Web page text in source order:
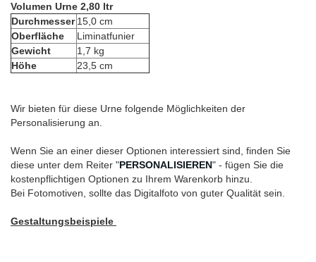
Volumen Urne 2,80 ltr
Durchmesser 15,0 cm
Oberfläche
Liminatfunier
Gewicht
1,7 kg
Höhe
23,5 cm
Wir bieten für diese Urne folgende Möglichkeiten der
Personalisierung an.
Wenn Sie an einer dieser Optionen interessiert sind, finden Sie
diese unter dem Reiter "PERSONALISIEREN" - fügen Sie die
kostenpflichtigen Optionen zu Ihrem Warenkorb hinzu.
Bei Fotomotiven, sollte das Digitalfoto von guter Qualität sein.
Gestaltungsbeispiele